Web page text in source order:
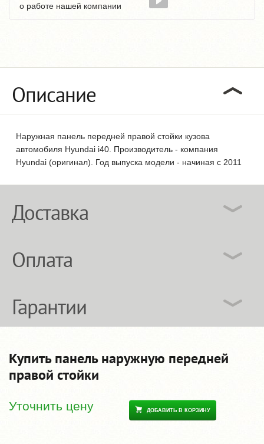
о работе нашей компании
Описание
Наружная панель передней правой стойки кузова
автомобиля Hyundai i40. Производитель - компания
Hyundai (оригинал). Год выпуска модели - начиная с 2011
Доставка
Оплата
Гарантии
Купить панель наружную передней
правой стойки
Уточнить цену ДОБАВИТЬ В КОРЗИНУ